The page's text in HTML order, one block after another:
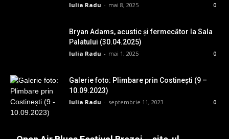
Iulia Radu - mai 8, 2025 0
Bryan Adams, acustic și fermecător la Sala
Palatului (30.04.2025)
Iulia Radu - mai 1, 2025 0
Galerie foto: Plimbare prin Costinești (9 –
10.09.2023)
Iulia Radu - septembrie 11, 2023 0